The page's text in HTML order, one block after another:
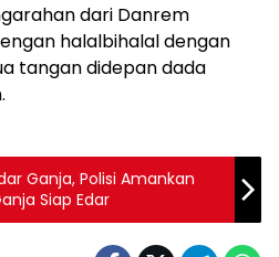
dari Danrem
halalbihalal dengan
tangan didepan dada
Ganja, Polisi Amankan
Siap Edar